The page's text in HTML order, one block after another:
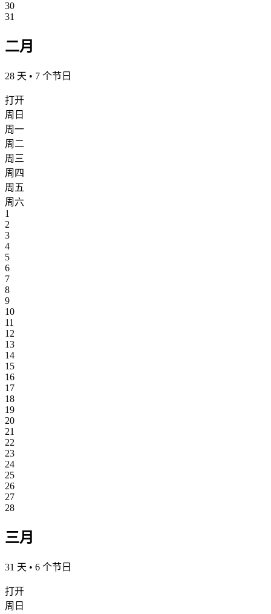
30
31
二月
28 天 • 7 个节日
打开
周日
周一
周二
周三
周四
周五
周六
1
2
3
4
5
6
7
8
9
10
11
12
13
14
15
16
17
18
19
20
21
22
23
24
25
26
27
28
三月
31 天 • 6 个节日
打开
周日